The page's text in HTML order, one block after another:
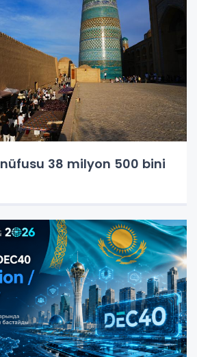
38 milyon 500 bini